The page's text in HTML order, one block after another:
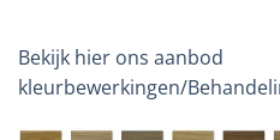
Bekijk hier ons aanbod
kleurbewerkingen/